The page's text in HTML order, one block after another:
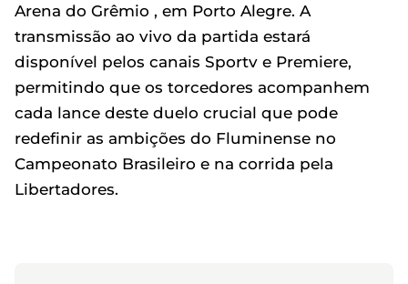
Arena do Grêmio , em Porto Alegre. A
transmissão ao vivo da partida estará
disponível pelos canais Sportv e Premiere,
permitindo que os torcedores acompanhem
cada lance deste duelo crucial que pode
redefinir as ambições do Fluminense no
Campeonato Brasileiro e na corrida pela
Libertadores.